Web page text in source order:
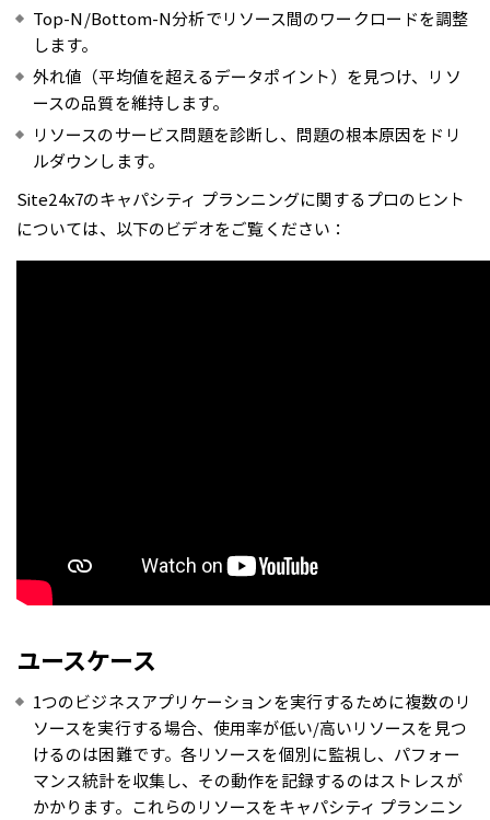
Top-N/Bottom-N分析でリソース間のワークロードを調整
します。
外れ値（平均値を超えるデータポイント）を見つけ、リソ
ースの品質を維持します。
リソースのサービス問題を診断し、問題の根本原因をドリ
ルダウンします。
Site24x7のキャパシティ プランニングに関するプロのヒント
については、以下のビデオをご覧ください：
ユースケース
1つのビジネスアプリケーションを実行するために複数のリ
ソースを実行する場合、使用率が低い/高いリソースを見つ
けるのは困難です。各リソースを個別に監視し、パフォー
マンス統計を収集し、その動作を記録するのはストレスが
かかります。これらのリソースをキャパシティ プランニン